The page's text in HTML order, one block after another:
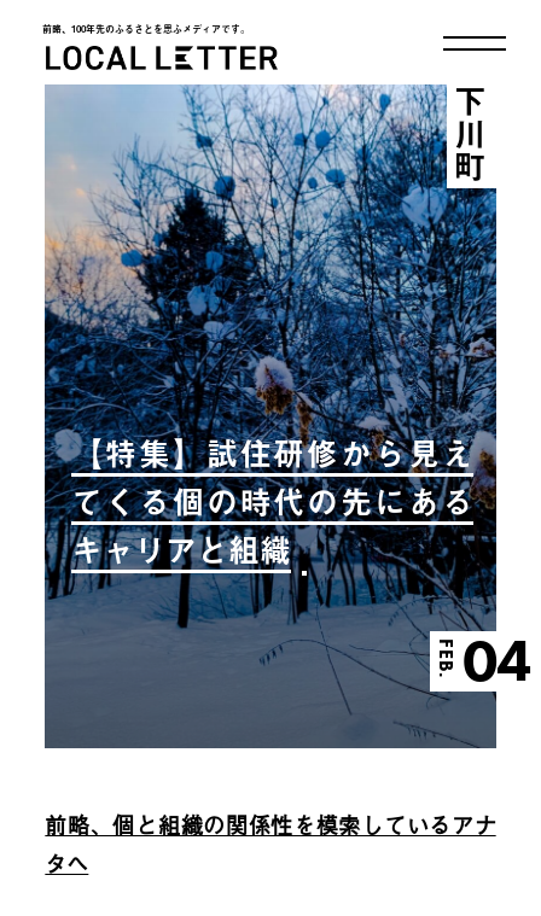
前略、100年先のふるさとを思ふメディアです。
LOCAL LETTER
【特集】試住研修から見え
てくる個の時代の先にある
キャリアと組織
FEB. 04
下川町
前略、個と組織の関係性を模索しているアナ
タへ